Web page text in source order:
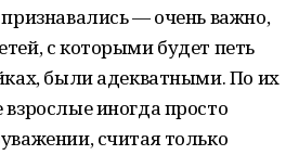
признавались — очень важно,
с которыми будет петь
были адекватными. По их
иногда просто
считая только